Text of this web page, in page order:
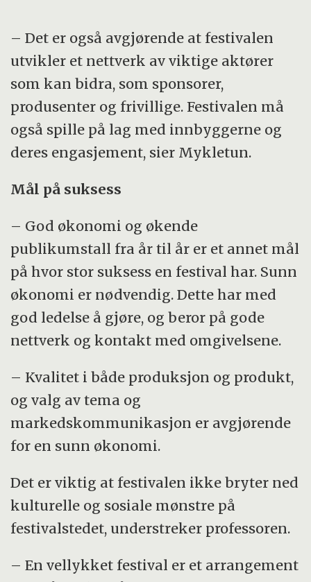
– Det er også avgjørende at festivalen
utvikler et nettverk av viktige aktører
som kan bidra, som sponsorer,
produsenter og frivillige. Festivalen må
også spille på lag med innbyggerne og
deres engasjement, sier Mykletun.
Mål på suksess
– God økonomi og økende
publikumstall fra år til år er et annet mål
på hvor stor suksess en festival har. Sunn
økonomi er nødvendig. Dette har med
god ledelse å gjøre, og beror på gode
nettverk og kontakt med omgivelsene.
– Kvalitet i både produksjon og produkt,
og valg av tema og
markedskommunikasjon er avgjørende
for en sunn økonomi.
Det er viktig at festivalen ikke bryter ned
kulturelle og sosiale mønstre på
festivalstedet, understreker professoren.
– En vellykket festival er et arrangement